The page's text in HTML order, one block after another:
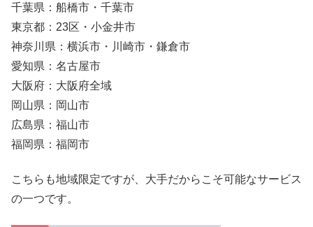
千葉県：船橋市・千葉市
東京都：23区・小金井市
神奈川県：横浜市・川崎市・鎌倉市
愛知県：名古屋市
大阪府：大阪府全域
岡山県：岡山市
広島県：福山市
福岡県：福岡市
こちらも地域限定ですが、大手だからこそ可能なサービス
の一つです。